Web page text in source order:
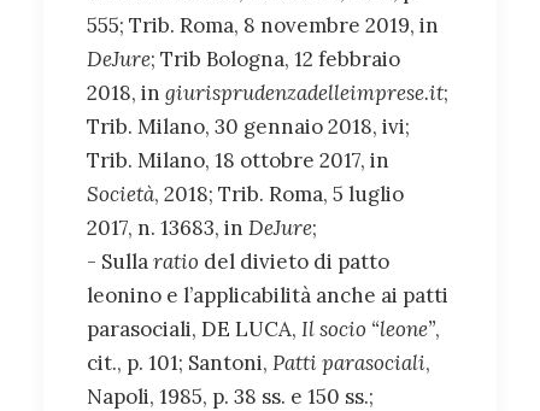
555; Trib. Roma, 8 novembre 2019, in
DeJure; Trib Bologna, 12 febbraio
2018, in giurisprudenzadelleimprese.it;
Trib. Milano, 30 gennaio 2018, ivi;
Trib. Milano, 18 ottobre 2017, in
Società, 2018; Trib. Roma, 5 luglio
2017, n. 13683, in DeJure;
- Sullaratio del divieto di patto
leonino e l’applicabilità anche ai patti
parasociali, DE LUCA, Il socio “leone”,
cit., p. 101; Santoni, Patti parasociali,
Napoli, 1985, p. 38 ss. e 150 ss.;